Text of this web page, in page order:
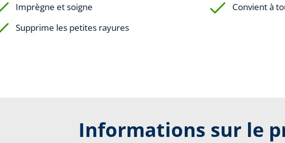
Imprègne et soigne
Convient à
Supprime les petites rayures
Informations sur le